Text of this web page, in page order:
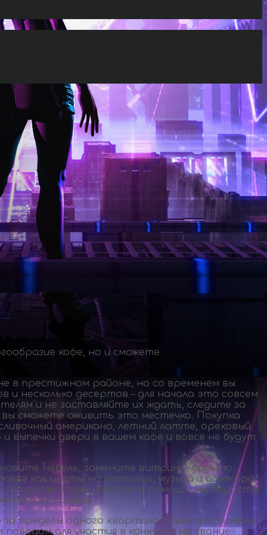
кофе, но и сможете
в престижном районе, но со временем вы
несколько десертов – для начала это совсем
и не заставляйте их ждать, следите за
сможете оживить это местечко. Покупка
американо, летний латте, ореховый
выпечки двери в вашем кафе и вовсе не будут
мебель, замените витрины, барную
как цветы на столиках, музыка и даже бра
Наймите себе в помощники бариста,
и их чаевые.
пределы одного квартала. Ваши достижения:
для участия в конкурсе на звание